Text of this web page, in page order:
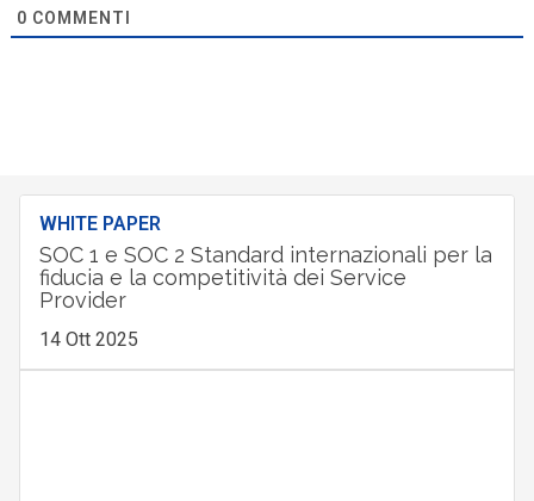
0 COMMENTI
WHITE PAPER
SOC 1 e SOC 2 Standard internazionali per la
fiducia e la competitività dei Service
Provider
14 Ott 2025